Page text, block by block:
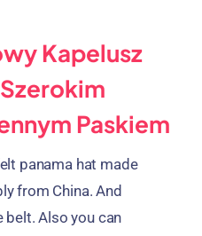
Kapelusz
Paskiem
panama hat made
from China.And
belt.Also you can